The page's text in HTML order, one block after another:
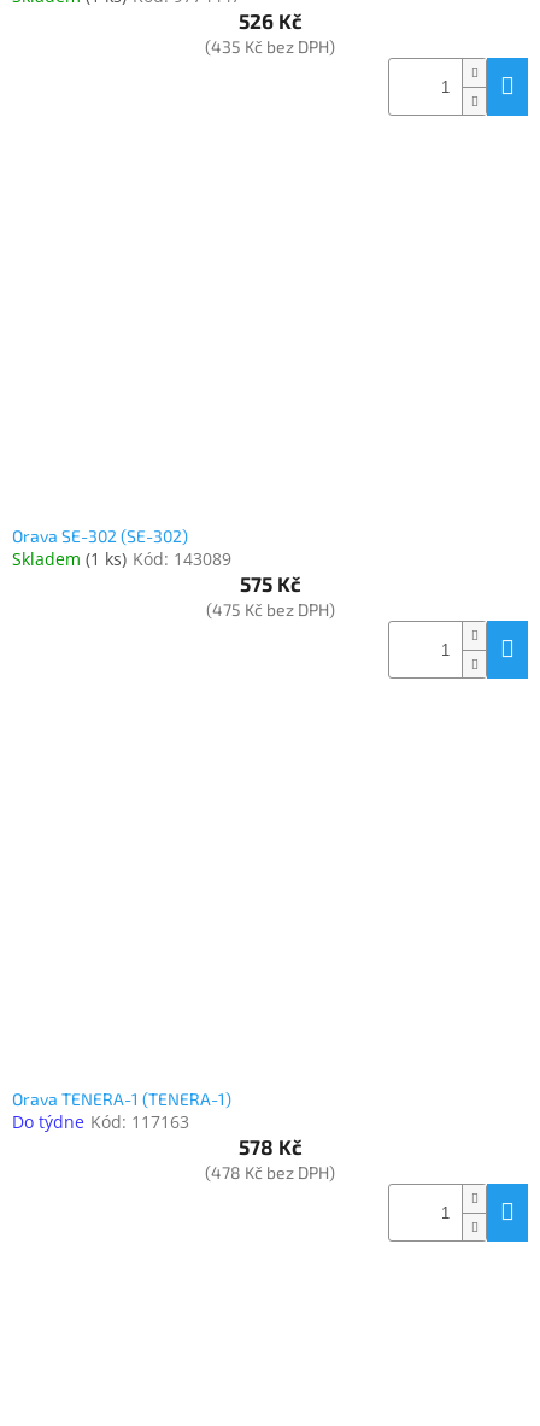
526 Kč
(435 Kč bez DPH)
Orava SE-302 (SE-302)
Skladem (1 ks) Kód: 143089
575 Kč
(475 Kč bez DPH)
Orava TENERA-1 (TENERA-1)
Do týdne Kód: 117163
578 Kč
(478 Kč bez DPH)